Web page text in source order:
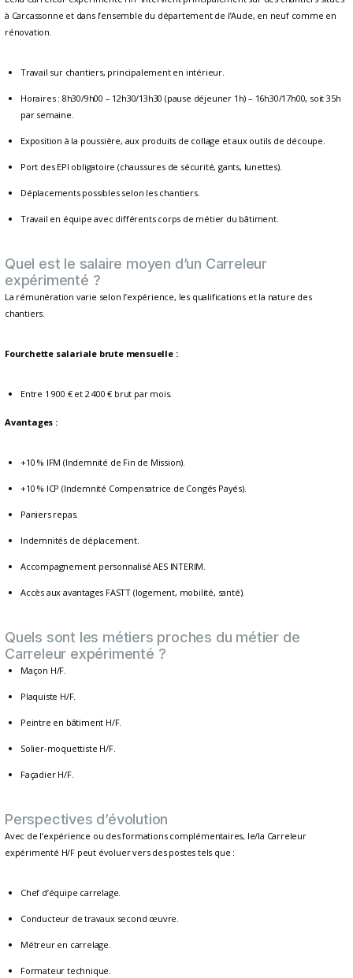
à Carcassonne et dans l’ensemble du département de l’Aude, en neuf comme en
rénovation.
Travail sur chantiers, principalement en intérieur.
Horaires : 8h30/9h00 – 12h30/13h30 (pause déjeuner 1h) – 16h30/17h00, soit 35h
par semaine.
Exposition à la poussière, aux produits de collage et aux outils de découpe.
Port des EPI obligatoire (chaussures de sécurité, gants, lunettes).
Déplacements possibles selon les chantiers.
Travail en équipe avec différents corps de métier du bâtiment.
Quel est le salaire moyen d’un Carreleur
expérimenté ?
La rémunération varie selon l’expérience, les qualifications et la nature des
chantiers.
Fourchette salariale brute mensuelle :
Entre 1 900 € et 2 400 € brut par mois.
Avantages :
+10 % IFM (Indemnité de Fin de Mission).
+10 % ICP (Indemnité Compensatrice de Congés Payés).
Paniers repas.
Indemnités de déplacement.
Accompagnement personnalisé AES INTERIM.
Accès aux avantages FASTT (logement, mobilité, santé).
Quels sont les métiers proches du métier de
Carreleur expérimenté ?
Maçon H/F.
Plaquiste H/F.
Peintre en bâtiment H/F.
Solier-moquettiste H/F.
Façadier H/F.
Perspectives d’évolution
Avec de l’expérience ou des formations complémentaires, le/la Carreleur
expérimenté H/F peut évoluer vers des postes tels que :
Chef d’équipe carrelage.
Conducteur de travaux second œuvre.
Métreur en carrelage.
Formateur technique.